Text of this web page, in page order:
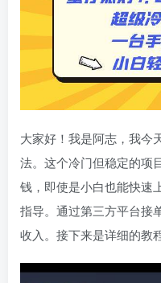
大家好！我是阿志，我今
法。这个冷门但稳定的项
钱，即使是小白也能快速
指导。通过第三方平台接
收入。接下来是详细的教